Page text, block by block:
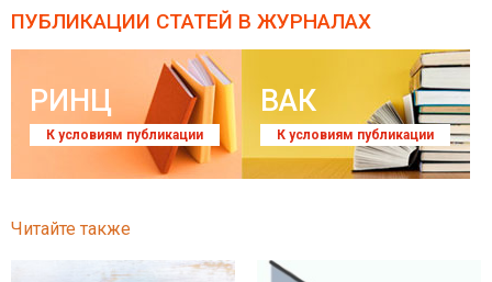
ПУБЛИКАЦИИ СТАТЕЙ В ЖУРНАЛАХ
РИНЦ
К условиям публикации
ВАК
К условиям публикации
Читайте также